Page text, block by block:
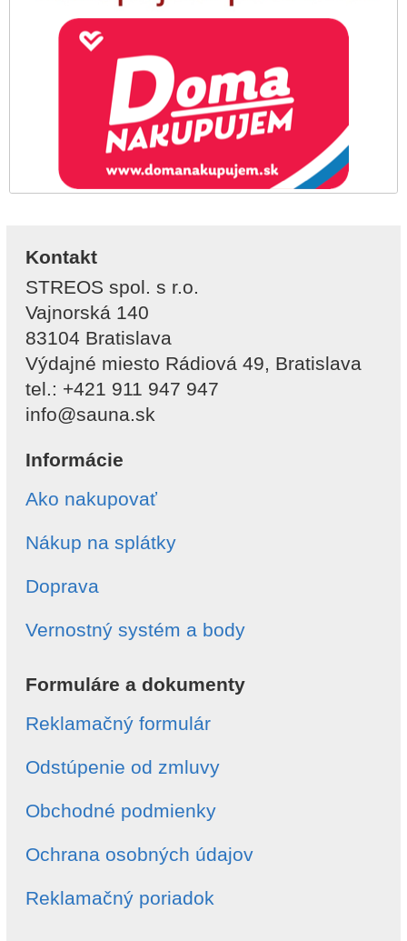
Kontakt
STREOS spol. s r.o.
Vajnorská 140
83104 Bratislava
Výdajné miesto Rádiová 49, Bratislava
tel.: +421 911 947 947
info@sauna.sk
Informácie
Ako nakupovať
Nákup na splátky
Doprava
Vernostný systém a body
Formuláre a dokumenty
Reklamačný formulár
Odstúpenie od zmluvy
Obchodné podmienky
Ochrana osobných údajov
Reklamačný poriadok